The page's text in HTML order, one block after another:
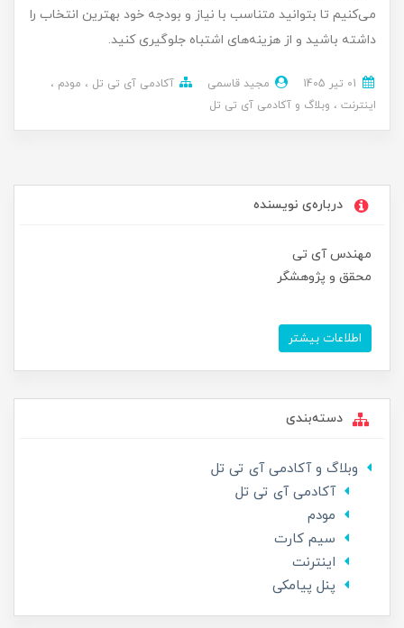
می‌کنیم تا بتوانید متناسب با نیاز و بودجه خود بهترین انتخاب را
داشته باشید و از هزینه‌های اشتباه جلوگیری کنید.
مجید قاسمی آکادمی آی تی تل
مودم
اینترنت
وبلاگ و آکادمی آی تی تل
درباره‌ی نویسنده
مهندس آی تی
محقق و پژوهشگر
اطلاعات بیشتر
دسته‌بندی
وبلاگ و آکادمی آی تی تل
آکادمی آی تی تل
مودم
سیم کارت
اینترنت
پنل پیامکی